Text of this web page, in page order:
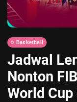
Basketball
Jadwal
Nonton
World